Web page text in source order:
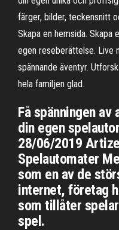
färger, bilder, teckensnitt
Skapa en hemsida. Skapa
egen reseberättelse. Live
spännande äventyr.
hela familjen glad.
Få spänningen
din egen
28/06/2019
Spelautomater
som en av de
internet, företag
som tillåter
spel.